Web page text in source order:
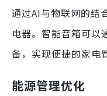
通过AI与物联网的结
电器。智能音箱可以
备，实现便捷的家电
能源管理优化